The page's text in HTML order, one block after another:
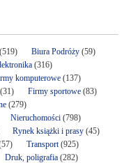
Biura Podróży(59)
(316)
komputerowe(137)
Firmy sportowe(83)
(279)
Nieruchomości(798)
Rynek książki i prasy(45)
Transport(925)
Druk, poligrafia(282)